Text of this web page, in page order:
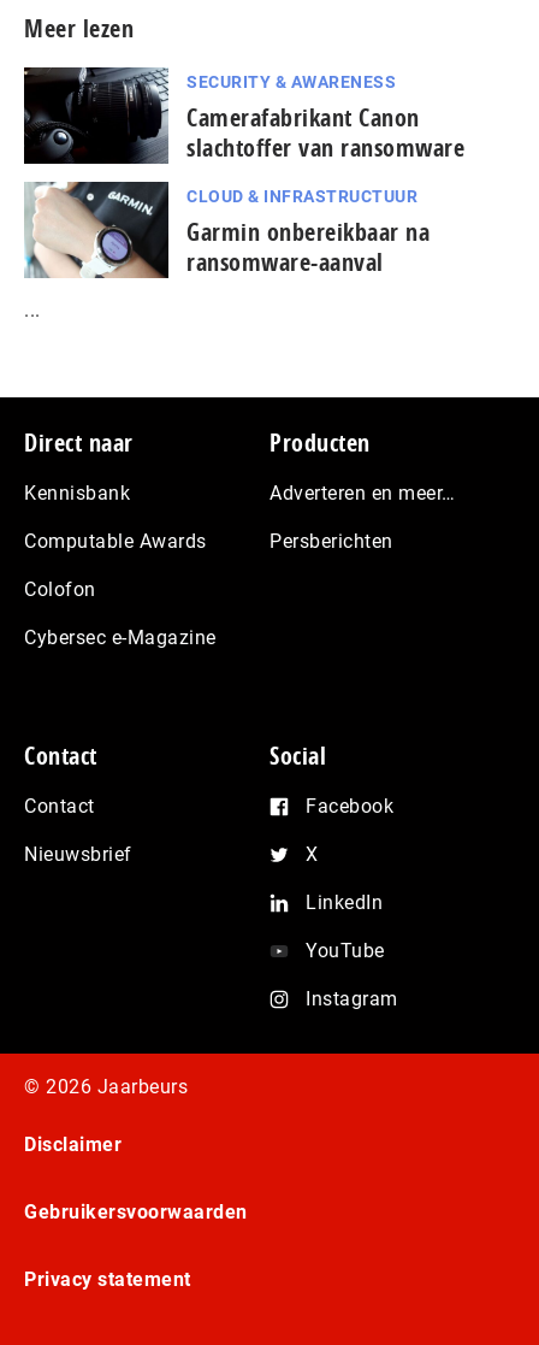
Meer lezen
SECURITY & AWARENESS
Camerafabrikant Canon
slachtoffer van ransomware
CLOUD & INFRASTRUCTUUR
Garmin onbereikbaar na
ransomware-aanval
...
Footer
Direct naar
Kennisbank
Computable Awards
Colofon
Cybersec e-Magazine
Producten
Adverteren en meer…
Persberichten
Contact
Contact
Nieuwsbrief
Social
Facebook
X
LinkedIn
YouTube
Instagram
© 2026 Jaarbeurs
Disclaimer
Gebruikersvoorwaarden
Privacy statement